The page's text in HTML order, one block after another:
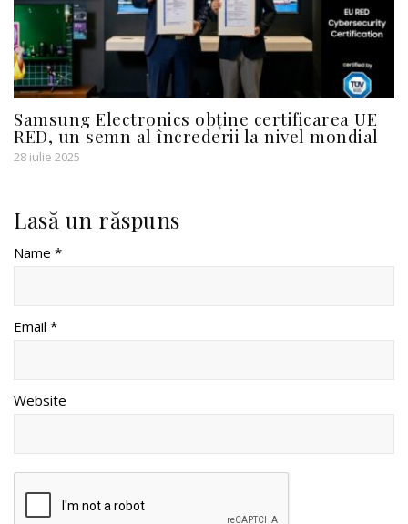
Samsung Electronics obține certificarea UE
RED, un semn al încrederii la nivel mondial
28 iulie 2025
Lasă un răspuns
Name *
Email *
Website